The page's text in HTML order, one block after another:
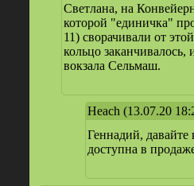
Светлана, на
которой "единичка"
11) сворачивали от
кольцо заканчивалось,
вокзала Сельмаш.
Heach (13.07.20
Геннадий,
доступна в